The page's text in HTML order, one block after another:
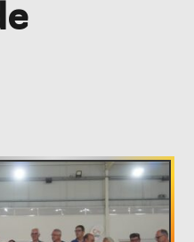
Documentação
Desportivos